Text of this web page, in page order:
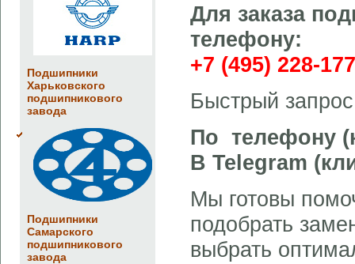
Подшипники
Харьковского
подшипникового
завода
Подшипники
Самарского
подшипникового
завода
Для заказа
телефону:
+7 (495) 228-
Быстрый
По телефону
В Telegram
Мы готовы
подобрать
выбрать